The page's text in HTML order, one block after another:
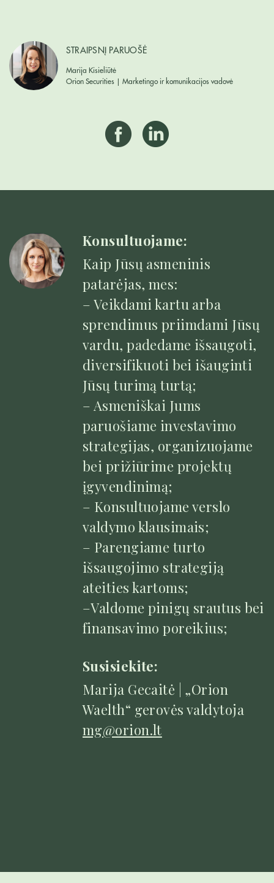
STRAIPSNĮ PARUOŠĖ
Marija Kisieliūtė
Orion Securities | Marketingo ir komunikacijos vadovė
Konsultuojame:
Kaip Jūsų asmeninis
patarėjas, mes:
– Veikdami kartu arba
sprendimus priimdami Jūsų
vardu, padedame išsaugoti,
diversifikuoti bei išauginti
Jūsų turimą turtą;
– Asmeniškai Jums
paruošiame investavimo
strategijas, organizuojame
bei prižiūrime projektų
įgyvendinimą;
– Konsultuojame verslo
valdymo klausimais;
– Parengiame turto
išsaugojimo strategiją
ateities kartoms;
–Valdome pinigų srautus bei
finansavimo poreikius;
Susisiekite:
Marija Gecaitė | „Orion
Waelth“ gerovės valdytoja
mg@orion.lt